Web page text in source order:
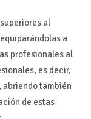
al
a
profesionales al
es decir,
abriendo también
de estas